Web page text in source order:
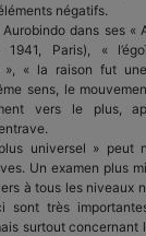
négatifs.
Aurobindo dans ses «
1941, Paris), «
», « la raison fut
sens, le
vers le plus,
universel » peut
Un examen plus
à tous les niveaux
sont très
surtout concernant